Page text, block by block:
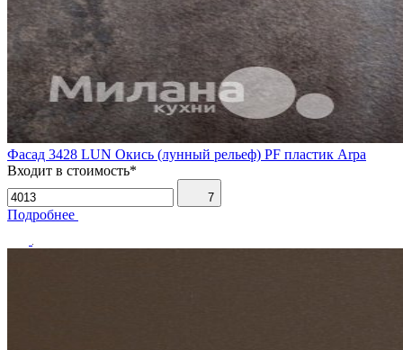
Фасад 3428 LUN Окись (лунный рельеф) PF пластик Arpa
Входит в стоимость*
7
Подробнее